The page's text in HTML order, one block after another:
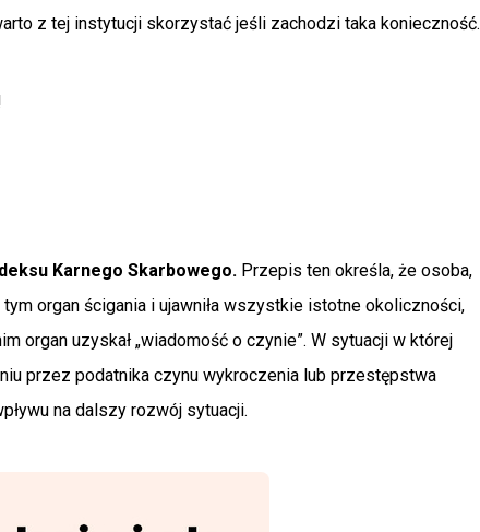
z tej instytucji skorzystać jeśli zachodzi taka konieczność.
Karnego Skarbowego. Przepis ten określa, że osoba,
tym organ ścigania i ujawniła wszystkie istotne okoliczności,
organ uzyskał „wiadomość o czynie”. W sytuacji w której
przez podatnika czynu wykroczenia lub przestępstwa
na dalszy rozwój sytuacji.